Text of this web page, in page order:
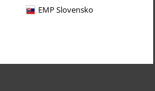
EMP Slovensko